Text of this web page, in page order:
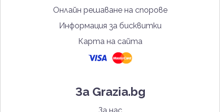
Онлайн решаване на спорове
Информация за бисквитки
Карта на сайта
За Grazia.bg